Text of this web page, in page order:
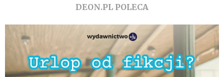
DEON.PL POLECA